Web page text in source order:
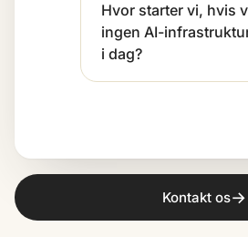
Hvor starter vi, hvis
ingen AI-
i dag?
Kontakt os→